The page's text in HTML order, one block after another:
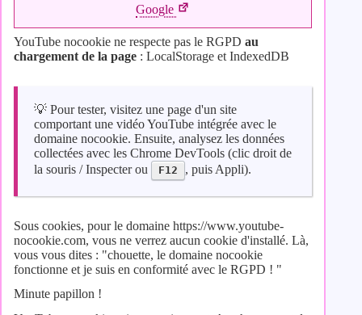
Google
YouTube nocookie ne respecte pas le RGPD au
chargement de la page : LocalStorage et IndexedDB
💡 Pour tester, visitez une page d'un site
comportant une vidéo YouTube intégrée avec le
domaine nocookie. Ensuite, analysez les données
collectées avec les Chrome DevTools (clic droit de
la souris / Inspecter ou
F12 , puis Appli).
Sous cookies, pour le domaine https://www.youtube-
nocookie.com, vous ne verrez aucun cookie d'installé. Là,
vous vous dites : "chouette, le domaine nocookie
fonctionne et je suis en conformité avec le RGPD ! "
Minute papillon !